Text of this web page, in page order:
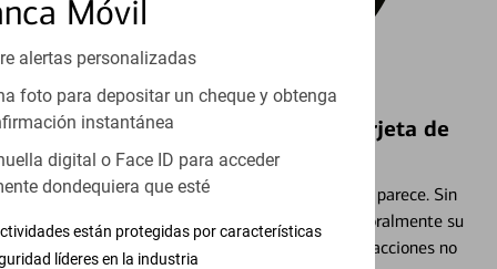
Móvil
alertas personalizadas
foto para depositar un cheque y obtenga
instantánea
digital o Face ID para acceder
dondequiera que esté
están protegidas por características
líderes en la industria
Bloquear y Desbloquear una Tarjeta de
Débito⁴
Extraviar una tarjeta es más común de lo que parece. Sin
embargo, puede bloquear y desbloquear temporalmente su
tarjeta de débito para ayudar a prevenir transacciones no